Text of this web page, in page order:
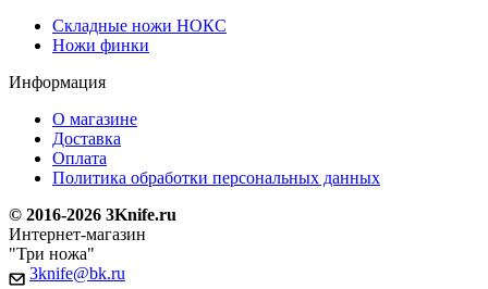
Складные ножи НОКС
Ножи финки
Информация
О магазине
Доставка
Оплата
Политика обработки персональных данных
© 2016-2026 3Knife.ru
Интернет-магазин
"Три ножа"
3knife@bk.ru